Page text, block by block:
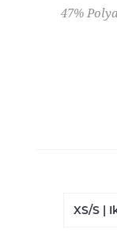
47%